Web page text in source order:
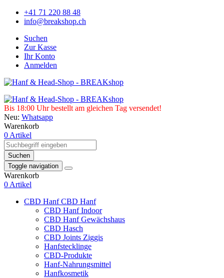
+41 71 220 88 48
info@breakshop.ch
Suchen
Zur Kasse
Ihr Konto
Anmelden
Bis 18:00 Uhr bestellt am gleichen Tag versendet!
Neu: Whatsapp
Warenkorb
0 Artikel
Suchen
Toggle navigation
Warenkorb
0 Artikel
CBD HanfCBD Hanf
CBD Hanf Indoor
CBD Hanf Gewächshaus
CBD Hasch
CBD Joints Ziggis
Hanfstecklinge
CBD-Produkte
Hanf-Nahrungsmittel
Hanfkosmetik